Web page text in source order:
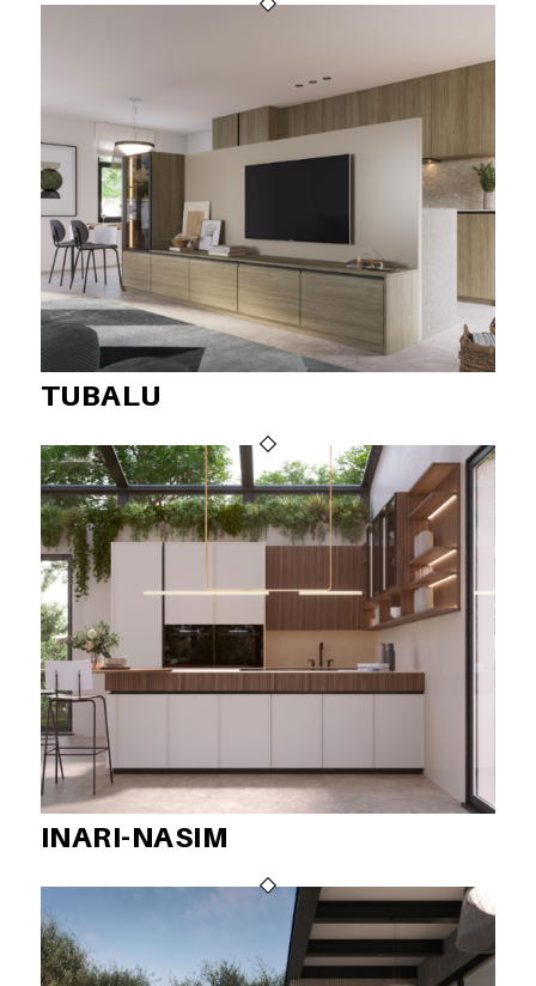
TUBALU
INARI-NASIM